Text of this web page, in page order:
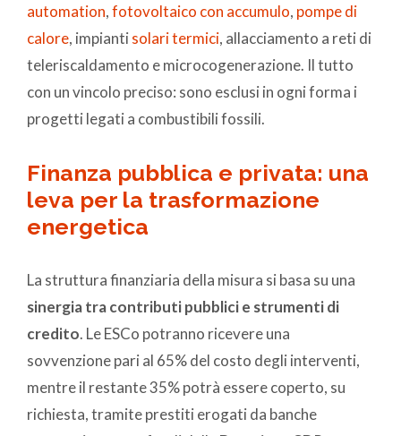
automation,fotovoltaico con accumulo, pompe di
calore, impianti solari termici, allacciamento a reti di
teleriscaldamento e microcogenerazione. Il tutto
con un vincolo preciso: sono esclusi in ogni forma i
progetti legati a combustibili fossili.
Finanza pubblica e privata: una
leva per la trasformazione
energetica
La struttura finanziaria della misura si basa su una
sinergia tra contributi pubblici e strumenti di
credito. Le ESCo potranno ricevere una
sovvenzione pari al 65% del costo degli interventi,
mentre il restante 35% potrà essere coperto, su
richiesta, tramite prestiti erogati da banche